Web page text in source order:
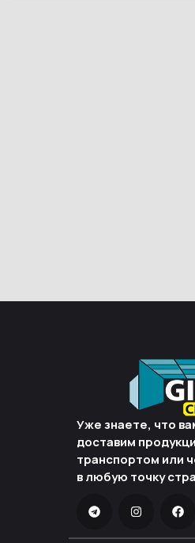
Уже знаете, что
доставим
транспортом или
в любую точку